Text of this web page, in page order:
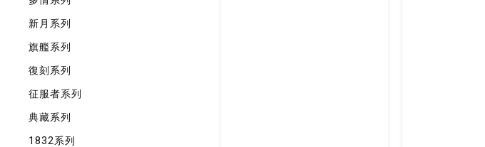
新月系列
旗艦系列
復刻系列
征服者系列
典藏系列
1832系列